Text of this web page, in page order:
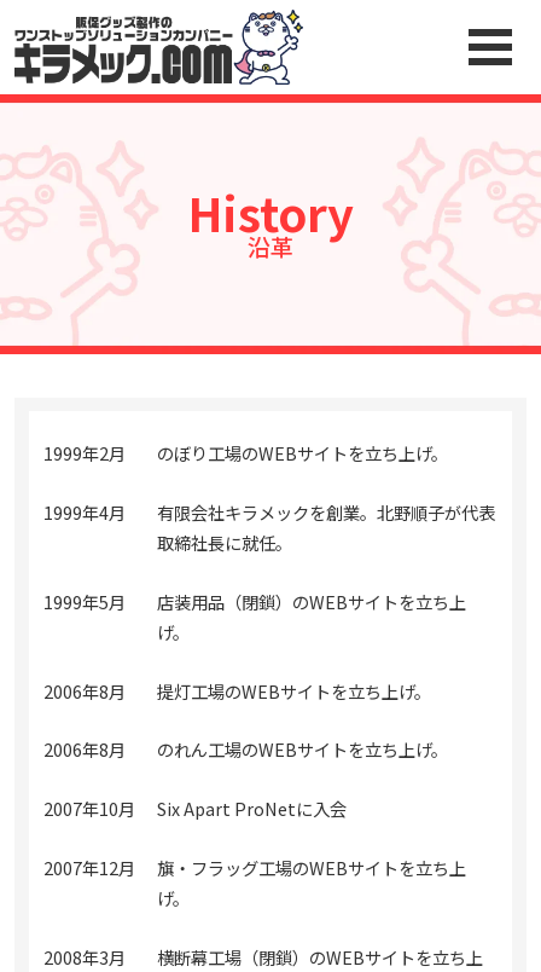
沿革
History
1999年2月 のぼり工場のWEBサイトを立ち上げ。
1999年4月
有限会社キラメックを創業。北野順子が代表
取締社長に就任。
1999年5月
店装用品（閉鎖）のWEBサイトを立ち上
げ。
2006年8月 提灯工場のWEBサイトを立ち上げ。
2006年8月 のれん工場のWEBサイトを立ち上げ。
2007年10月 Six Apart ProNetに入会
2007年12月
旗・フラッグ工場のWEBサイトを立ち上
げ。
2008年3月
横断幕工場（閉鎖）のWEBサイトを立ち上